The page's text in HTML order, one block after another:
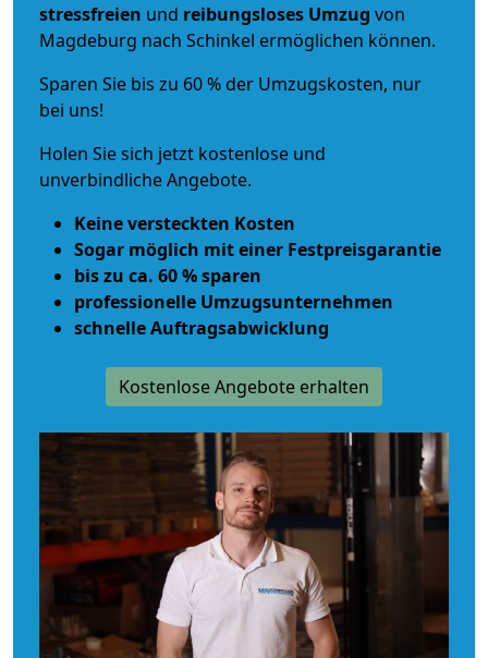
stressfreien und reibungsloses Umzug von
Magdeburg nach Schinkel ermöglichen können.
Sparen Sie bis zu 60 % der Umzugskosten, nur
bei uns!
Holen Sie sich jetzt kostenlose und
unverbindliche Angebote.
Keine versteckten Kosten
Sogar möglich mit einer Festpreisgarantie
bis zu ca. 60 % sparen
professionelle Umzugsunternehmen
schnelle Auftragsabwicklung
Kostenlose Angebote erhalten